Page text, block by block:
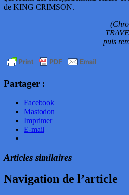
de KING CRIMSON.
puis
Partager :
Facebook
Mastodon
Imprimer
E-mail
Articles similaires
Navigation de l’article